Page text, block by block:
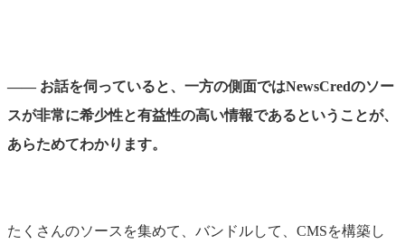
―― お話を伺っていると、一方の側面ではNewsCredのソー
スが非常に希少性と有益性の高い情報であるということが、
あらためてわかります。
たくさんのソースを集めて、バンドルして、CMSを構築し